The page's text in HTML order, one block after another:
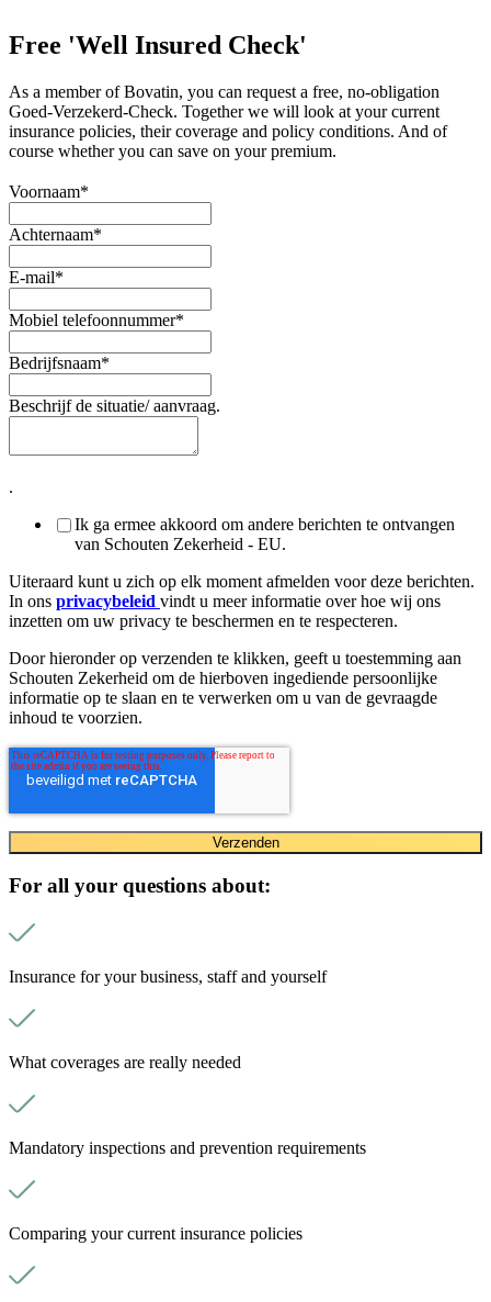
Free 'Well Insured Check'
As a member of Bovatin, you can request a free, no-obligation
Goed-Verzekerd-Check. Together we will look at your current
insurance policies, their coverage and policy conditions. And of
course whether you can save on your premium.
Voornaam*
Achternaam*
E-mail*
Mobiel telefoonnummer*
Bedrijfsnaam*
Beschrijf de situatie/ aanvraag.
.
Ik ga ermee akkoord om andere berichten te ontvangen
van Schouten Zekerheid - EU.
Uiteraard kunt u zich op elk moment afmelden voor deze berichten.
In ons privacybeleid vindt u meer informatie over hoe wij ons
inzetten om uw privacy te beschermen en te respecteren.
Door hieronder op verzenden te klikken, geeft u toestemming aan
Schouten Zekerheid om de hierboven ingediende persoonlijke
informatie op te slaan en te verwerken om u van de gevraagde
inhoud te voorzien.
For all your questions about:
Insurance for your business, staff and yourself
What coverages are really needed
Mandatory inspections and prevention requirements
Comparing your current insurance policies